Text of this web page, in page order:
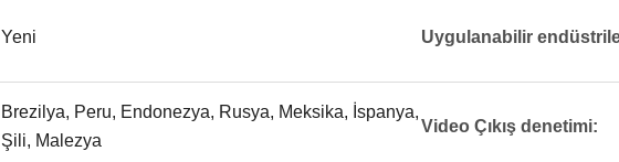
Yeni Uygulanabilir
Brezilya, Peru, Endonezya, Rusya, Meksika, İspanya,
Şili, Malezya
Video Çıkış denetimi: